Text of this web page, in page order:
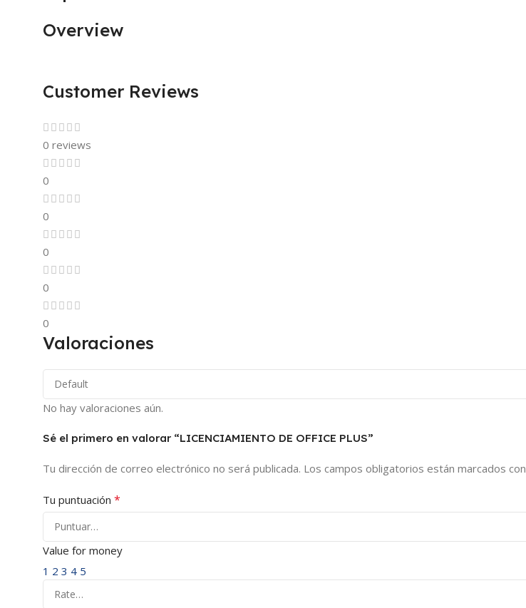
Overview
Customer Reviews
0 reviews
0
0
0
0
0
Valoraciones
No hay valoraciones aún.
Sé el primero en valorar “LICENCIAMIENTO DE OFFICE PLUS”
Tu dirección de correo electrónico no será publicada. Los campos obligatorios están marcados con
Tu puntuación *
Value for money
1 2 3 4 5